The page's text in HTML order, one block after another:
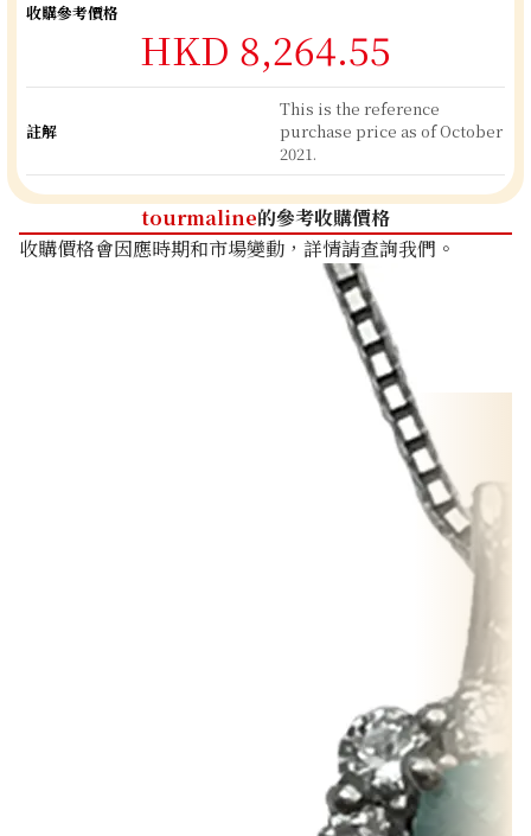
收購參考價格
HKD 8,264.55
註解
This is the reference
purchase price as of October
2021.
tourmaline的參考收購價格
收購價格會因應時期和市場變動，詳情請查詢我們。